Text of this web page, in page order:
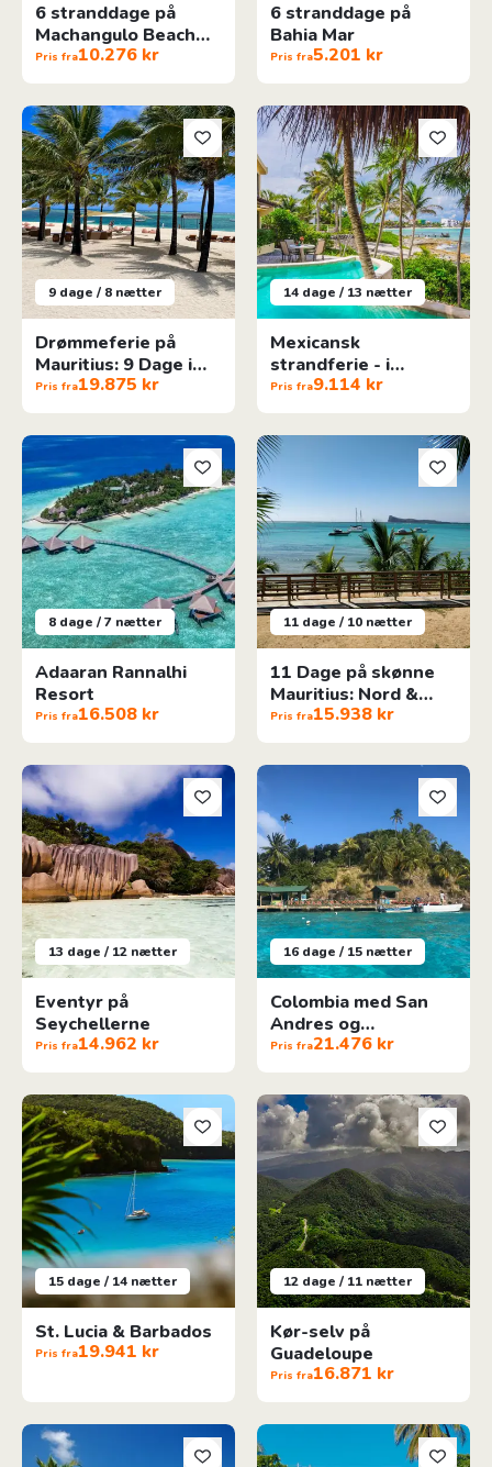
6 stranddage på
Machangulo Beach
Lodge
Pris fra10.276 kr
6 stranddage på
Bahia Mar
Pris fra5.201 kr
9 dage / 8 nætter
Drømmeferie på
Mauritius: 9 Dage i
Paradis
Pris fra19.875 kr
Drømmeferie på Mauritius: 9 Dage i Paradis
14 dage / 13 nætter
Mexicansk
strandferie - i
luksuriøs villa
Pris fra9.114 kr
Mexicansk strandferie - i
8 dage / 7 nætter
Adaaran Rannalhi
Resort
Pris fra16.508 kr
Adaaran Rannalhi Resort
11 dage / 10 nætter
11 Dage på skønne
Mauritius: Nord &
Vest
Pris fra15.938 kr
11 Dage på skønne Mauritius:
13 dage / 12 nætter
Eventyr på
Seychellerne
Pris fra14.962 kr
Eventyr på Seychellerne
16 dage / 15 nætter
Colombia med San
Andres og
Providencia
Pris fra21.476 kr
Colombia med San Andres og
15 dage / 14 nætter
St. Lucia & Barbados
Pris fra19.941 kr
St. Lucia & Barbados
12 dage / 11 nætter
Kør-selv på
Guadeloupe
Pris fra16.871 kr
Kør-selv på Guadeloupe
Caribisk Drømmeferie På Guadeloupes ØerHonduras, El Salvador &